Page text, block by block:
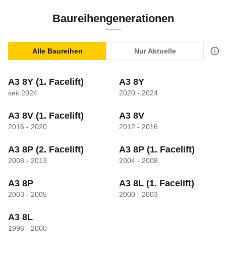
Baureihengenerationen
Alle Baureihen Nur Aktuelle
A3 8Y (1. Facelift)
seit 2024
A3 8Y
2020 - 2024
A3 8V (1. Facelift)
2016 - 2020
A3 8V
2012 - 2016
A3 8P (2. Facelift)
2008 - 2013
A3 8P (1. Facelift)
2004 - 2008
A3 8P
2003 - 2005
A3 8L (1. Facelift)
2000 - 2003
A3 8L
1996 - 2000